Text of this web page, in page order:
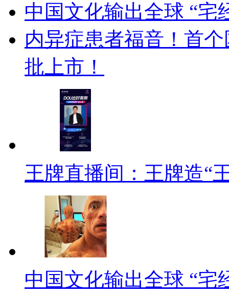
中国文化输出全球 “宅
内异症患者福音！首
批上市！
王牌直播间：王牌造“
中国文化输出全球 “宅